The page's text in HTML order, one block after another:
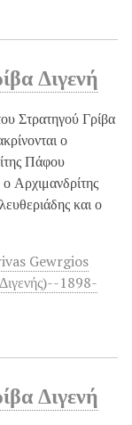
Διγενή
Στρατηγού Γρίβα
ο
Πάφου
Αρχιμανδρίτης
και ο
Gewrgios
1898-
Διγενή